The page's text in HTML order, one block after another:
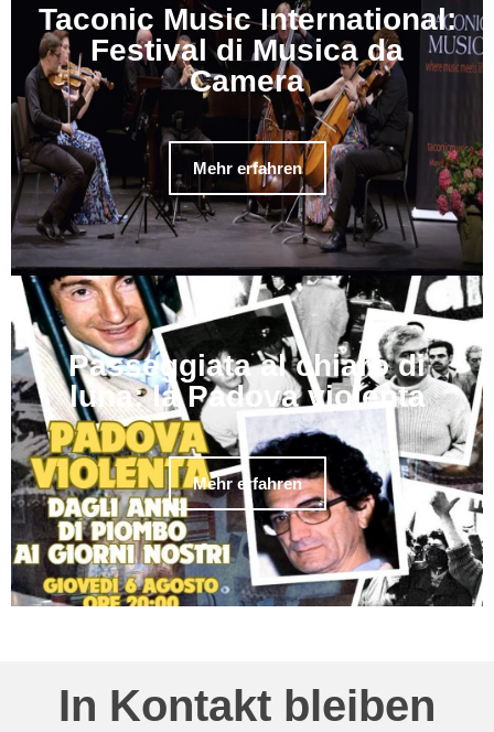
Taconic Music International:
Festival di Musica da
Camera
Mehr erfahren
Passeggiata al chiaro di
luna: la Padova violenta
Mehr erfahren
In Kontakt bleiben